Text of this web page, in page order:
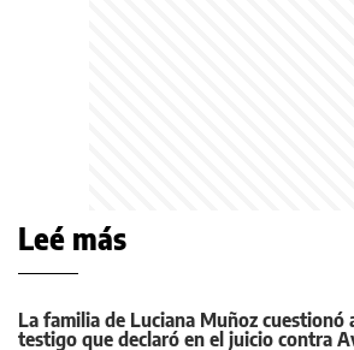
Leé más
La familia de Luciana Muñoz cuestionó
testigo que declaró en el juicio contra